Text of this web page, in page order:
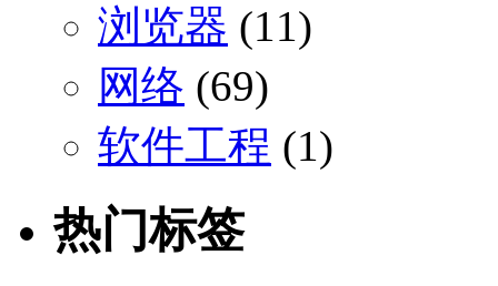
浏览器 (11)
网络 (69)
软件工程 (1)
热门标签